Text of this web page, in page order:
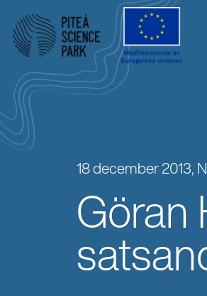
18 december 2013,
Göran